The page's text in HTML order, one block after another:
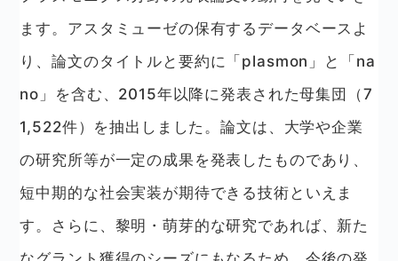
ます。アスタミューゼの保有するデータベースよ
り、論文のタイトルと要約に「plasmon」と「na
no」を含む、2015年以降に発表された母集団（7
1,522件）を抽出しました。論文は、大学や企業
の研究所等が一定の成果を発表したものであり、
短中期的な社会実装が期待できる技術といえま
す。さらに、黎明・萌芽的な研究であれば、新た